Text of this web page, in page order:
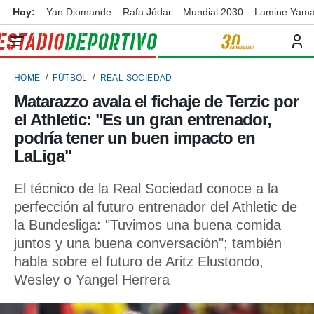
de
por
para
la
que se
calidad.
a este
y
forma
digital
basada
Hoy: Yan Diomande Rafa Jódar Mundial 2030 Lamine
HOME FÚTBOL REAL SOCIEDAD
Matarazzo avala el fichaje de Terzic por
el Athletic: "Es un gran entrenador,
podría tener un buen impacto en
LaLiga"
El técnico de la Real Sociedad conoce a la
perfección al futuro entrenador del Athletic de
la Bundesliga: "Tuvimos una buena comida
juntos y una buena conversación"; también
habla sobre el futuro de Aritz Elustondo,
Wesley o Yangel Herrera